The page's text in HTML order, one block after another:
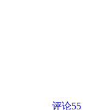
评论55